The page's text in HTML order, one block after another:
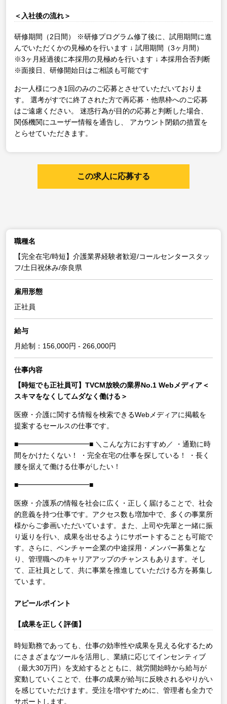
＜入社後の流れ＞
研修期間（2日間）
※研修プログラム修了後に、試用期間に進
んでいただくかの見極めを行います ↓ 試用期間（3ヶ月間）
※3ヶ月経過後に本採用の見極めを行います ↓ 本採用合否判断
※面接日、研修開始日はご相談も可能です
お一人様につき1回のみのご応募とさせていただいておりま
す。
選考がすでに終了された方で再応募・他県枠へのご応募
はご遠慮ください。
迷惑行為が目的の応募と判断した場合、
関係機関にユーザー情報を通告し、
アカウント閉鎖の措置を
とらせていただきます。
この求人に応募する
職種名
【完全在宅/時短】介護業界経験者歓迎/コールセンタースタッ
フ/土日祝休み/奈良県
雇用形態
正社員
給与
月給制：156,000円 - 266,000円
仕事内容
【時短でも正社員可】TVCM放映の業界No.1 Webメディア＜
スキマをなくしてムダなく働ける＞
医療・介護に関する情報を検索できるWebメディアに掲載を
提案するセールスの仕事です。
■━━━━━━━━━━■ ＼こんな方におすすめ／
・通勤に時
間をかけたくない！
・完全在宅の仕事を探している！
・長く
腰を据えて働ける仕事がしたい！
■━━━━━━━━━━■
医療・介護系の情報を社会に広く・正しく届けることで、社会
的意義を持つ仕事です。アクセス数も増加中で、多くの事業所
様からご参画いただいています。また、上司や先輩と一緒に振
り返りを行い、成果を出せるようにサポートすることも可能で
す。さらに、ベンチャー企業の中途採用・メンバー募集とな
り、管理職へのキャリアアップのチャンスもあります。そし
て、正社員として、共に事業を推進していただける方を募集し
ています。
アピールポイント
【成果を正しく評価】
時短勤務であっても、仕事の効率性や成果を見える化するため
にさまざまなツールを活用し、業績に応じてインセンティブ
（最大30万円）を支給するとともに、就労開始時から給与が
変動していくことで、仕事の成果が給与に反映されるやりがい
を感じていただけます。受注を増やすために、管理者も全力で
サポートします。